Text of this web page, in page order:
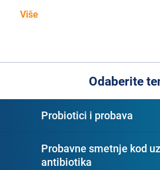
Više
Odaberite
Probiotici i probava
Probavne smetnje kod
antibiotika